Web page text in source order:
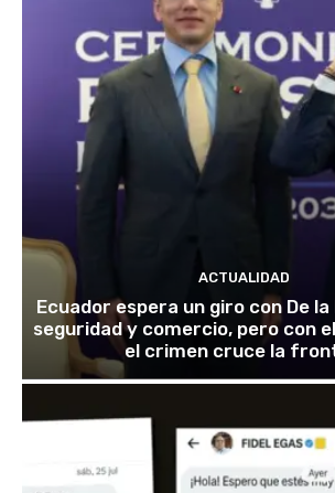
ACTUALIDAD
Ecuador espera un giro con De
seguridad y comercio, pero con
el crimen cruce la